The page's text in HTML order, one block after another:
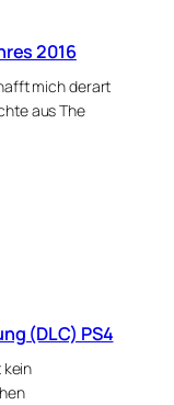
2016
mich derart
aus The
(DLC) PS4
kein